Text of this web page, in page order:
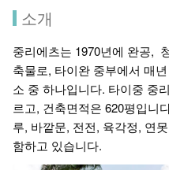
소개
중리에츠는 1970년에 완공,
축물로, 타이완 중부에서 매
소 중 하나입니다. 타이중 중
르고, 건축면적은 620평입니
루, 바깥문, 전전, 육각정, 연
함하고 있습니다.